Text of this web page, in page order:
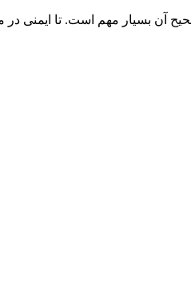
آن بسیار مهم است. تا ایمنی